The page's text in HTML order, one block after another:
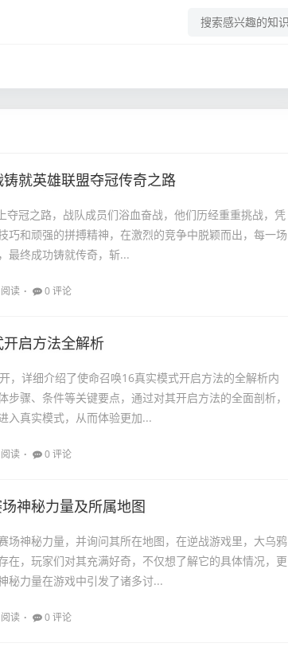
就英雄联盟夺冠传奇之路
夺冠之路，战队成员们浴血奋战，他们历经重重挑战，凭
巧和顽强的拼搏精神，在激烈的竞争中脱颖而出，每一场
最终成功铸就传奇，斩...
读 0 评论
启方法全解析
，详细介绍了使命召唤16真实模式开启方法的全解析内
步骤、条件等关键要点，通过对其开启方法的全面剖析，
入真实模式，从而体验更加...
读 0 评论
神秘力量及所属地图
场神秘力量，并询问其所在地图，在逆战游戏里，大乌鸦
在，玩家们对其充满好奇，不仅想了解它的具体情况，更
秘力量在游戏中引发了诸多讨...
读 0 评论